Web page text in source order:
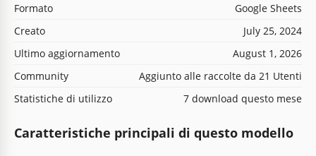
Formato
Google Sheets
Creato
July 25, 2024
Ultimo aggiornamento
August 1, 2026
Community
Aggiunto alle raccolte da 21 Utenti
Statistiche di utilizzo
7 download questo mese
Caratteristiche principali di questo modello